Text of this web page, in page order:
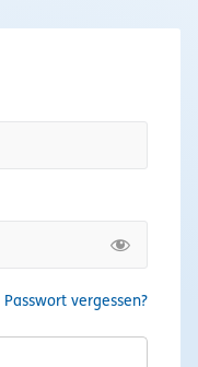
Passwort vergessen?